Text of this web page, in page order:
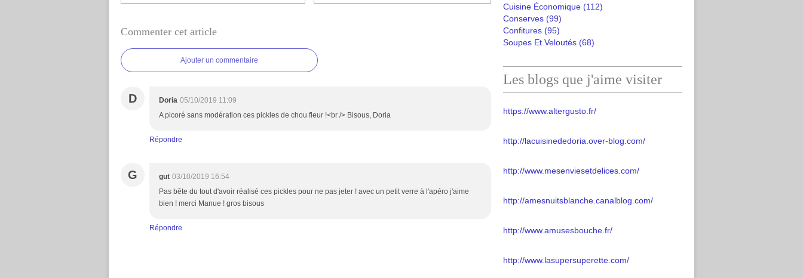
Commenter cet article
Ajouter un commentaire
D Doria 05/10/2019 11:09
A picoré sans modération ces pickles de chou fleur !<br /> Bisous, Doria
Répondre
G gut 03/10/2019 16:54
Pas bête du tout d'avoir réalisé ces pickles pour ne pas jeter ! avec un petit verre à l'apéro j'aime
bien ! merci Manue ! gros bisous
Répondre
Cuisine Économique (112)
Conserves (99)
Confitures (95)
Soupes Et Veloutés (68)
Les blogs que j'aime visiter
https://www.altergusto.fr/
http://lacuisinededoria.over-blog.com/
http://www.mesenviesetdelices.com/
http://amesnuitsblanche.canalblog.com/
http://www.amusesbouche.fr/
http://www.lasupersuperette.com/